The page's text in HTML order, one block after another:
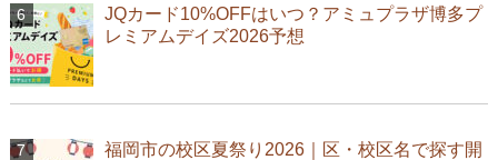
JQカード10%OFFはいつ？アミュプラザ博多プ
レミアムデイズ2026予想
福岡市の校区夏祭り2026｜区・校区名で探す開